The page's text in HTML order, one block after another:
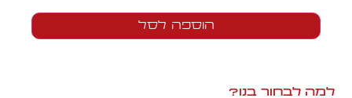
הוספה לסל
למה לבחור בנו?